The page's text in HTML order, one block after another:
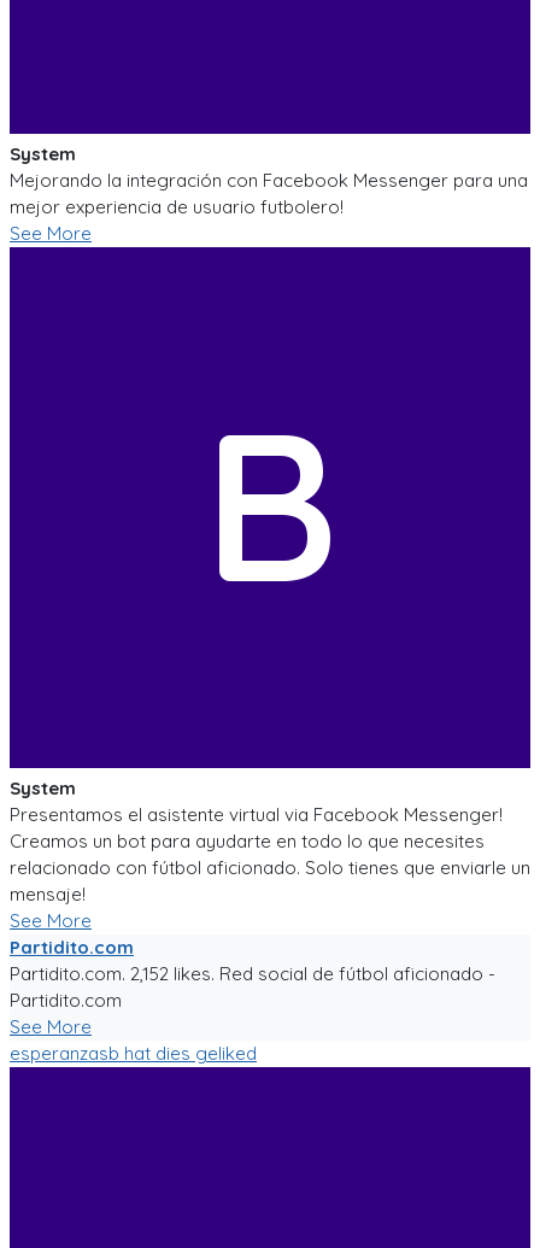
System
Mejorando la integración con Facebook Messenger para una
mejor experiencia de usuario futbolero!
See More
B
System
Presentamos el asistente virtual via Facebook Messenger!
Creamos un bot para ayudarte en todo lo que necesites
relacionado con fútbol aficionado. Solo tienes que enviarle un
mensaje!
See More
Partidito.com
Partidito.com. 2,152 likes. Red social de fútbol aficionado -
Partidito.com
See More
esperanzasb hat dies geliked